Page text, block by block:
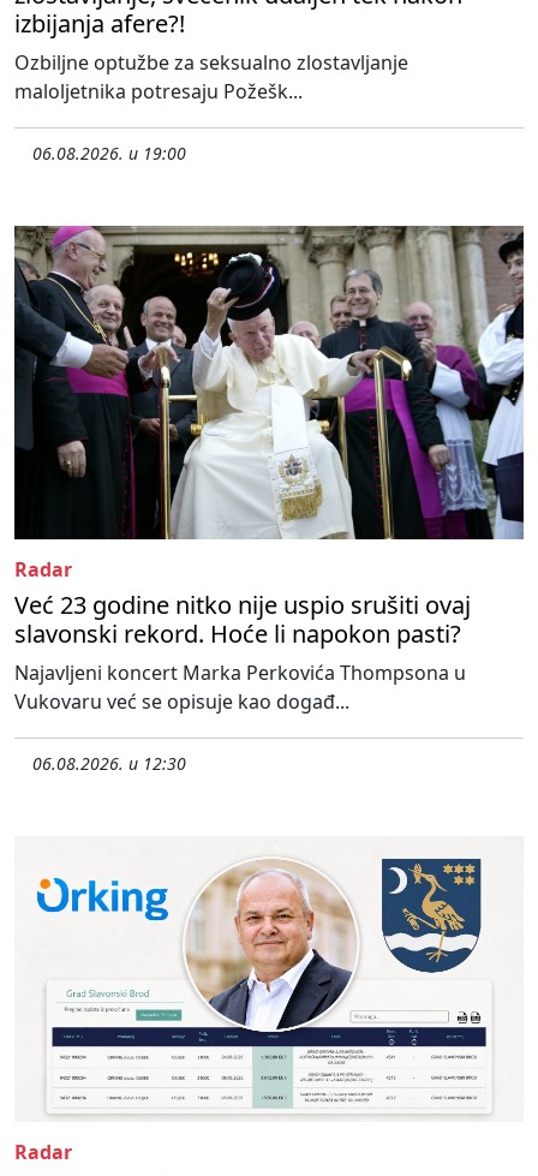
izbijanja afere?!
Ozbiljne optužbe za seksualno zlostavljanje
maloljetnika potresaju Požešk...
06.08.2026. u 19:00
Radar
Već 23 godine nitko nije uspio srušiti ovaj
slavonski rekord. Hoće li napokon pasti?
Najavljeni koncert Marka Perkovića Thompsona u
Vukovaru već se opisuje kao događ...
06.08.2026. u 12:30
Radar